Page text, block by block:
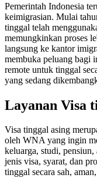
Pemerintah Indonesia
keimigrasian. Mulai
tinggal telah
memungkinkan proses
langsung ke kantor
membuka peluang bagi
remote untuk tinggal
yang sedang
Layanan Visa
Visa tinggal asing
oleh WNA yang ingin
keluarga, studi,
jenis visa, syarat, dan
tinggal secara sah,